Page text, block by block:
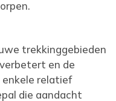
trekkinggebieden
en de
enkele relatief
die aandacht